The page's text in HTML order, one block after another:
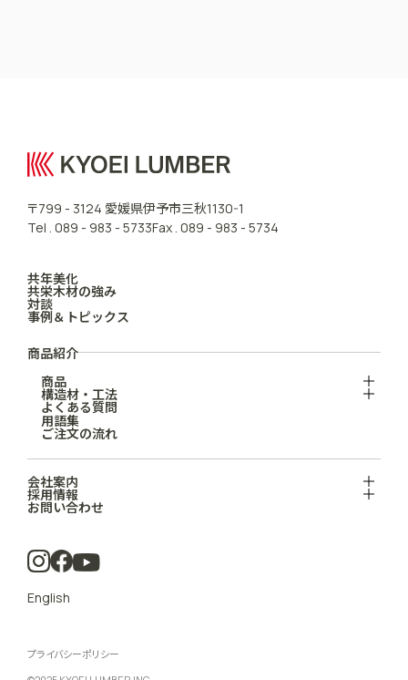
〒799 - 3124 愛媛県伊予市三秋1130-1
Tel . 089 - 983 - 5733Fax . 089 - 983 - 5734
共年美化
共栄木材の強み
対談
事例＆トピックス
商品紹介
商品
構造材・工法
よくある質問
用語集
ご注文の流れ
会社案内
採用情報
お問い合わせ
English
プライバシーポリシー